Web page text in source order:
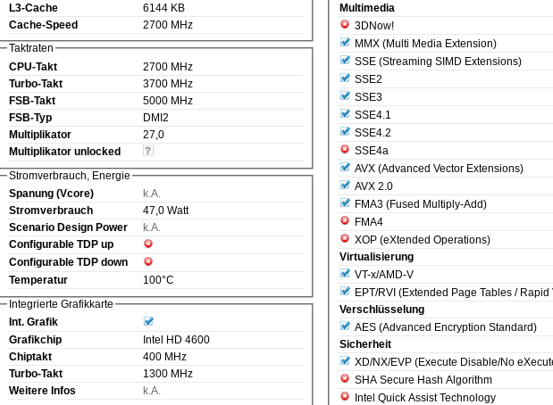
L3-Cache
6144 KB
Cache-Speed
2700 MHz
Taktraten
CPU-Takt
2700 MHz
Turbo-Takt
3700 MHz
FSB-Takt
5000 MHz
FSB-Typ
DMI2
Multiplikator
27,0
Multiplikator unlocked
Stromverbrauch, Energie
Spanung (Vcore)
k.A.
Stromverbrauch
47,0 Watt
Scenario Design Power
k.A.
Configurable TDP up
Configurable TDP down
Temperatur
100°C
Integrierte Grafikkarte
Int. Grafik
Grafikchip
Intel HD 4600
Chiptakt
400 MHz
Turbo-Takt
1300 MHz
Weitere Infos
k.A.
Multimedia
3DNow!
MMX (Multi Media Extension)
SSE (Streaming SIMD Extensions)
SSE2
SSE3
SSE4.1
SSE4.2
SSE4a
AVX (Advanced Vector Extensions)
AVX 2.0
FMA3 (Fused Multiply-Add)
FMA4
XOP (eXtended Operations)
Virtualisierung
VT-x/AMD-V
EPT/RVI (Extended Page Tables /
Verschlüsselung
AES (Advanced Encryption Standard)
Sicherheit
XD/NX/EVP (Execute Disable/No
SHA Secure Hash Algorithm
Intel Quick Assist Technology